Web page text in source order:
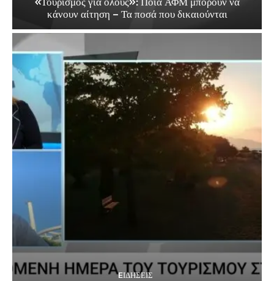
κάνουν αίτηση – Τα ποσά που δικαιούνται
EΙΔΗΣΕΙΣ